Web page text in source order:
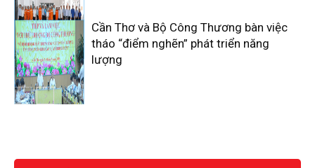
Cần Thơ và Bộ Công Thương bàn việc
tháo “điểm nghẽn” phát triển năng
lượng